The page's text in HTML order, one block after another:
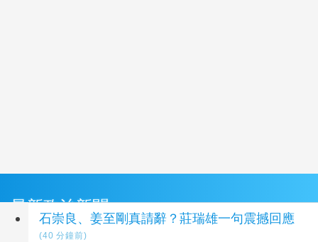
最新政治新聞
石崇良、姜至剛真請辭？莊瑞雄一句震撼回應
(40 分鐘前)